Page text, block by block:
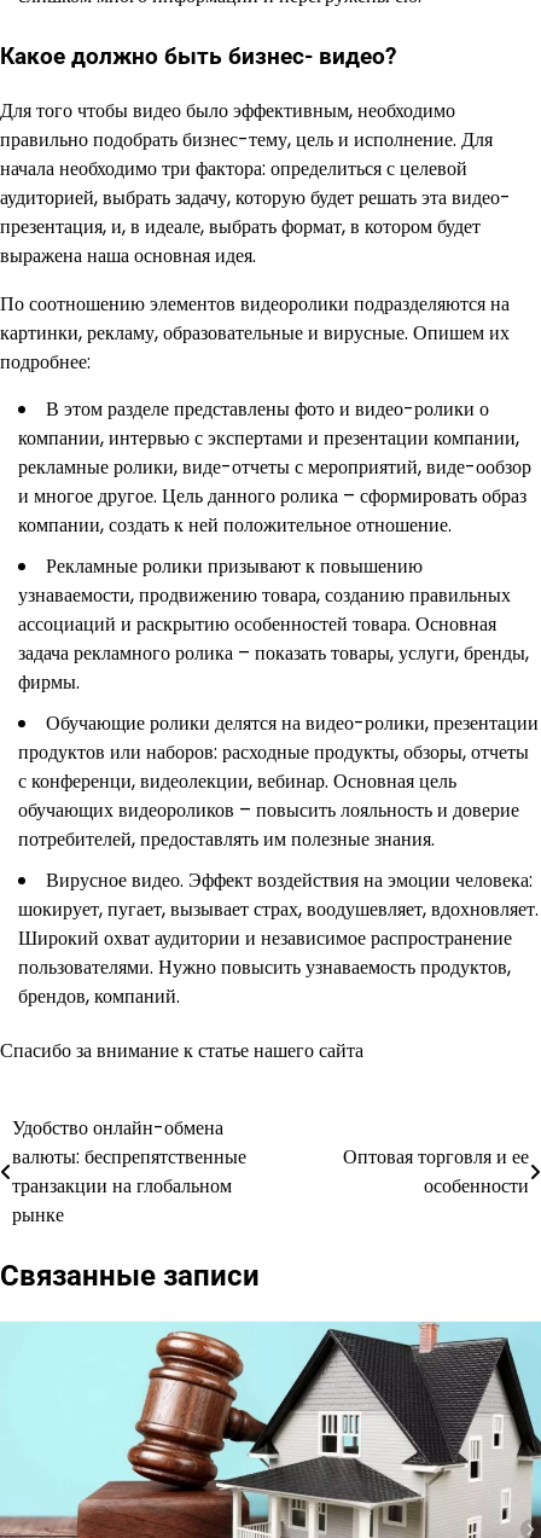
Какое должно быть бизнес- видео?
Для того чтобы видео было эффективным, необходимо
правильно подобрать бизнес-тему, цель и исполнение. Для
начала необходимо три фактора: определиться с целевой
аудиторией, выбрать задачу, которую будет решать эта видео-
презентация, и, в идеале, выбрать формат, в котором будет
выражена наша основная идея.
По соотношению элементов видеоролики подразделяются на
картинки, рекламу, образовательные и вирусные. Опишем их
подробнее:
В этом разделе представлены фото и видео-ролики о
компании, интервью с экспертами и презентации компании,
рекламные ролики, виде-отчеты с мероприятий, виде-ообзор
и многое другое. Цель данного ролика – сформировать образ
компании, создать к ней положительное отношение.
Рекламные ролики призывают к повышению
узнаваемости, продвижению товара, созданию правильных
ассоциаций и раскрытию особенностей товара. Основная
задача рекламного ролика – показать товары, услуги, бренды,
фирмы.
Обучающие ролики делятся на видео-ролики, презентации
продуктов или наборов: расходные продукты, обзоры, отчеты
с конференци, видеолекции, вебинар. Основная цель
обучающих видеороликов – повысить лояльность и доверие
потребителей, предоставлять им полезные знания.
Вирусное видео. Эффект воздействия на эмоции человека:
шокирует, пугает, вызывает страх, воодушевляет, вдохновляет.
Широкий охват аудитории и независимое распространение
пользователями. Нужно повысить узнаваемость продуктов,
брендов, компаний.
Спасибо за внимание к статье нашего сайта
Навигация
по
записям
Удобство онлайн-обмена
валюты: беспрепятственные
транзакции на глобальном
рынке
Оптовая торговля и ее
особенности
Связанные записи